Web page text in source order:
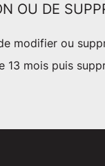
OU DE
modifier ou
13 mois puis